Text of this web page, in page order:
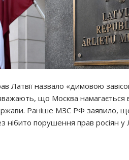
Латвії назвало «димовою
що Москва намагається
Раніше МЗС РФ заявило,
порушення прав росіян у